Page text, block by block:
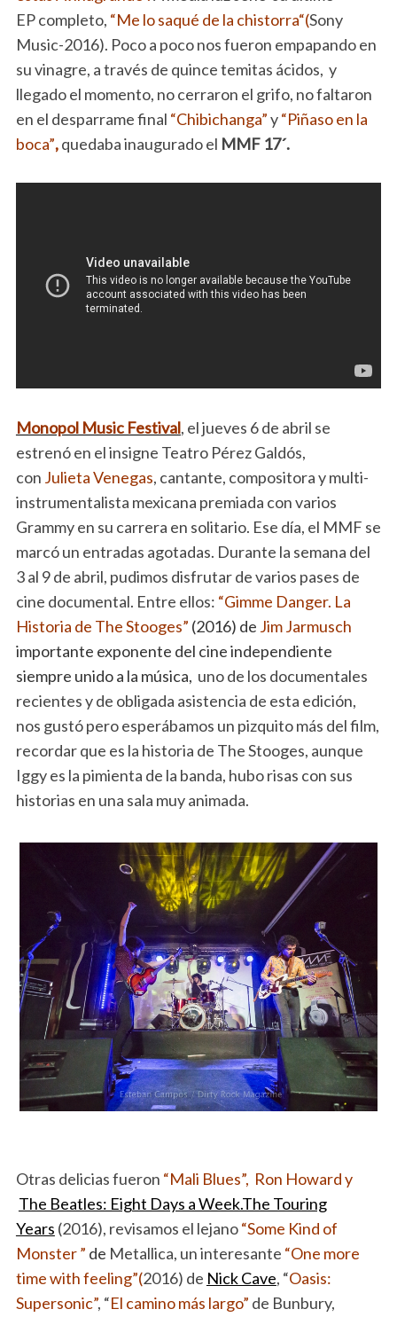
EP completo, “Me lo saqué de la chistorra“(Sony
Music-2016). Poco a poco nos fueron empapando en
su vinagre, a través de quince temitas ácidos, y
llegado el momento, no cerraron el grifo, no faltaron
en el desparrame final “Chibichanga”y“Piñaso en la
boca”,quedaba inaugurado el MMF 17´.
Monopol Music Festival, el jueves 6 de abril se
estrenó en el insigne Teatro Pérez Galdós,
con Julieta Venegas, cantante, compositora y multi-
instrumentalista mexicana premiada con varios
Grammy en su carrera en solitario. Ese día, el MMF se
marcó un entradas agotadas. Durante la semana del
3 al 9 de abril, pudimos disfrutar de varios pases de
cine documental. Entre ellos: “Gimme Danger. La
Historia de The Stooges” (2016) de Jim Jarmusch
importante exponente del cine independiente
siempre unido a la música, uno de los documentales
recientes y de obligada asistencia de esta edición,
nos gustó pero esperábamos un pizquito más del film,
recordar que es la historia de The Stooges, aunque
Iggy es la pimienta de la banda, hubo risas con sus
historias en una sala muy animada.
Otras delicias fueron “Mali Blues”, Ron Howard y
The Beatles: Eight Days a Week.The Touring
Years (2016), revisamos el lejano“Some Kind of
Monster ” de Metallica, un interesante “One more
time with feeling”(2016) de Nick Cave, “Oasis:
Supersonic”, “El camino más largo” de Bunbury,